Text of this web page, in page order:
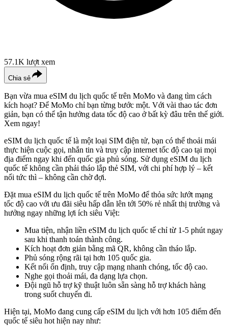
57.1K lượt xem
Chia sẻ
Bạn vừa mua eSIM du lịch quốc tế trên MoMo và đang tìm cách
kích hoạt? Để MoMo chỉ bạn từng bước một. Với vài thao tác đơn
giản, bạn có thể tận hưởng data tốc độ cao ở bất kỳ đâu trên thế giới.
Xem ngay!
eSIM du lịch quốc tế là một loại SIM điện tử, bạn có thể thoải mái
thực hiện cuộc gọi, nhắn tin và truy cập internet tốc độ cao tại mọi
địa điểm ngay khi đến quốc gia phủ sóng. Sử dụng eSIM du lịch
quốc tế không cần phải tháo lắp thẻ SIM, với chi phí hợp lý – kết
nối tức thì – không cần chờ đợi.
Đặt mua eSIM du lịch quốc tế trên MoMo để thỏa sức lướt mạng
tốc độ cao với ưu đãi siêu hấp dẫn lên tới 50% rẻ nhất thị trường và
hưởng ngay những lợi ích siêu Việt:
Mua tiện, nhận liền eSIM du lịch quốc tế chỉ từ 1-5 phút ngay
sau khi thanh toán thành công.
Kích hoạt đơn giản bằng mã QR, không cần tháo lắp.
Phủ sóng rộng rãi tại hơn 105 quốc gia.
Kết nối ổn định, truy cập mạng nhanh chóng, tốc độ cao.
Nghe gọi thoải mái, đa dạng lựa chọn.
Đội ngũ hỗ trợ kỹ thuật luôn sẵn sàng hỗ trợ khách hàng
trong suốt chuyến đi.
Hiện tại, MoMo đang cung cấp eSIM du lịch với hơn 105 điểm đến
quốc tế siêu hot hiện nay như: